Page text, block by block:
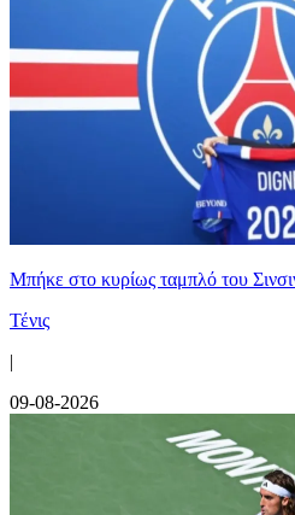
Mπήκε στο κυρίως ταμπλό του
Τένις
|
09-08-2026